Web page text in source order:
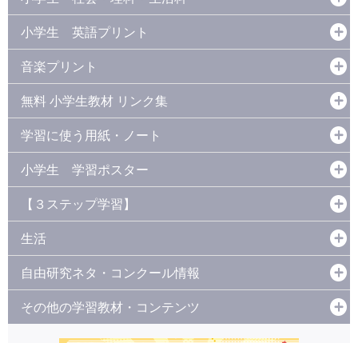
小学生 英語プリント
音楽プリント
無料 小学生教材 リンク集
学習に使う用紙・ノート
小学生 学習ポスター
【３ステップ学習】
生活
自由研究ネタ・コンクール情報
その他の学習教材・コンテンツ